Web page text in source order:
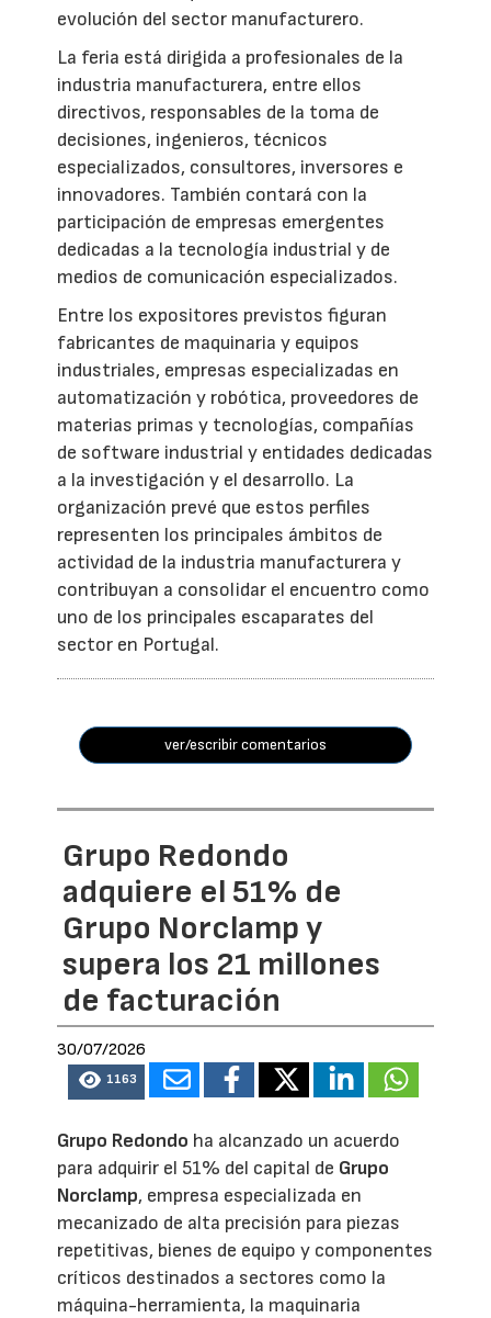
evolución del sector manufacturero.
La feria está dirigida a profesionales de la
industria manufacturera, entre ellos
directivos, responsables de la toma de
decisiones, ingenieros, técnicos
especializados, consultores, inversores e
innovadores. También contará con la
participación de empresas emergentes
dedicadas a la tecnología industrial y de
medios de comunicación especializados.
Entre los expositores previstos figuran
fabricantes de maquinaria y equipos
industriales, empresas especializadas en
automatización y robótica, proveedores de
materias primas y tecnologías, compañías
de software industrial y entidades dedicadas
a la investigación y el desarrollo. La
organización prevé que estos perfiles
representen los principales ámbitos de
actividad de la industria manufacturera y
contribuyan a consolidar el encuentro como
uno de los principales escaparates del
sector en Portugal.
ver/escribir comentarios
Grupo Redondo
adquiere el 51% de
Grupo Norclamp y
supera los 21 millones
de facturación
30/07/2026
1163
Grupo Redondo ha alcanzado un acuerdo
para adquirir el 51% del capital de Grupo
Norclamp, empresa especializada en
mecanizado de alta precisión para piezas
repetitivas, bienes de equipo y componentes
críticos destinados a sectores como la
máquina-herramienta, la maquinaria